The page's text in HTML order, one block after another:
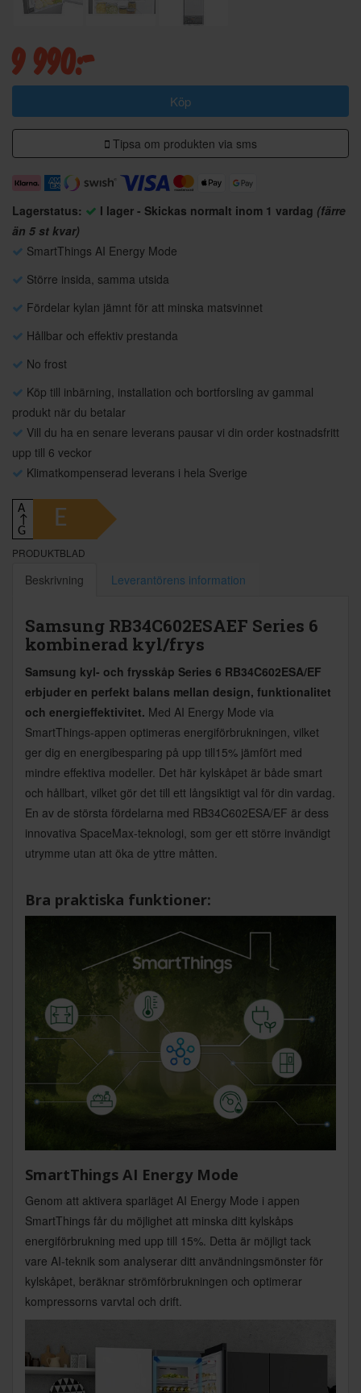
9 990:-
Köp
Tipsa om produkten via sms
Lagerstatus: I lager - Skickas normalt inom 1 vardag (färre
än 5 st kvar)
SmartThings AI Energy Mode
Större insida, samma utsida
Fördelar kylan jämnt för att minska matsvinnet
Hållbar och effektiv prestanda
No frost
Köp till inbärning, installation och bortforsling av gammal
produkt när du betalar
Vill du ha en senare leverans pausar vi din order kostnadsfritt
upp till 6 veckor
Klimatkompenserad leverans i hela Sverige
A
↑
G
E
PRODUKTBLAD
Beskrivning Leverantörens information
Samsung RB34C602ESAEF Series 6
kombinerad kyl/frys
Samsung kyl- och frysskåp Series 6 RB34C602ESA/EF
erbjuder en perfekt balans mellan design, funktionalitet
och energieffektivitet. Med AI Energy Mode via
SmartThings-appen optimeras energiförbrukningen, vilket
ger dig en energibesparing på upp till15% jämfört med
mindre effektiva modeller. Det här kylskåpet är både smart
och hållbart, vilket gör det till ett långsiktigt val för din vardag.
En av de största fördelarna med RB34C602ESA/EF är dess
innovativa SpaceMax-teknologi, som ger ett större invändigt
utrymme utan att öka de yttre måtten.
Bra praktiska funktioner:
SmartThings AI Energy Mode
Genom att aktivera sparläget AI Energy Mode i appen
SmartThings får du möjlighet att minska ditt kylskåps
energiförbrukning med upp till 15%. Detta är möjligt tack
vare AI-teknik som analyserar ditt användningsmönster för
kylskåpet, beräknar strömförbrukningen och optimerar
kompressorns varvtal och drift.